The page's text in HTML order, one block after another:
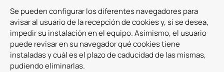
Se pueden configurar los diferentes navegadores para
avisar al usuario de la recepción de cookies y, si se desea,
impedir su instalación en el equipo. Asimismo, el usuario
puede revisar en su navegador qué cookies tiene
instaladas y cuál es el plazo de caducidad de las mismas,
pudiendo eliminarlas.